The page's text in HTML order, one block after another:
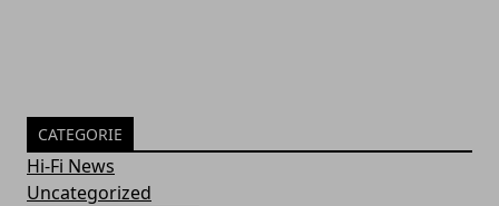
CATEGORIE
Hi-Fi News
Uncategorized